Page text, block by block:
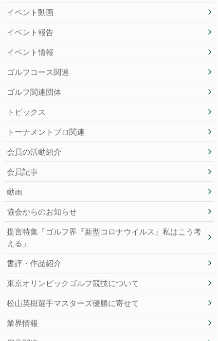
イベント動画
イベント報告
イベント情報
ゴルフコース関連
ゴルフ関連団体
トピックス
トーナメントプロ関連
会員の活動紹介
会員記事
動画
協会からのお知らせ
提言特集「ゴルフ界『新型コロナウイルス』私はこう考
える」
書評・作品紹介
東京オリンピックゴルフ競技について
松山英樹選手マスターズ優勝に寄せて
業界情報